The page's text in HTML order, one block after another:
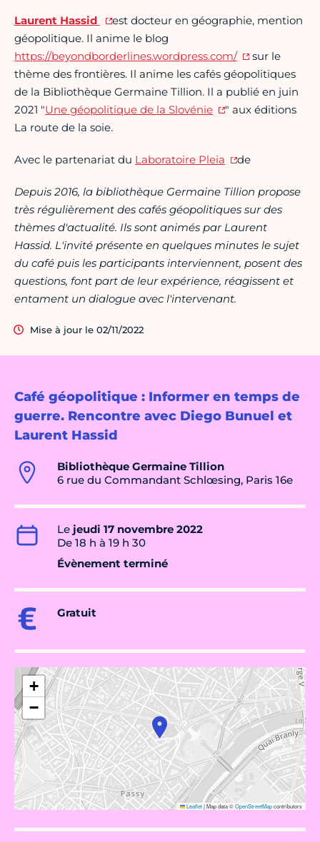
Café géopolitique : Informer en temps de
guerre. Rencontre avec Diego Bunuel et
Laurent Hassid
Bibliothèque Germaine Tillion
6 rue du Commandant Schlœsing, Paris 16e
Le jeudi 17 novembre 2022
De 18 h à 19 h 30
Évènement terminé
Gratuit
+
−
Leaflet|Map data ©OpenStreetMapcontributors
Laurent Hassid
est docteur en géographie, mention
géopolitique. Il anime le blog
https://beyondborderlines.wordpress.com/
sur le
thème des frontières. Il anime les cafés géopolitiques
de la Bibliothèque Germaine Tillion. Il a publié en juin
2021 "Une géopolitique de la Slovénie
" aux éditions
La route de la soie.
Avec le partenariat du Laboratoire Pleia de
Depuis 2016, la bibliothèque Germaine Tillion propose
très régulièrement des cafés géopolitiques sur des
thèmes d'actualité. Ils sont animés par Laurent
Hassid. L'invité présente en quelques minutes le sujet
du café puis les participants interviennent, posent des
questions, font part de leur expérience, réagissent et
entament un dialogue avec l'intervenant.
Mise à jour le 02/11/2022